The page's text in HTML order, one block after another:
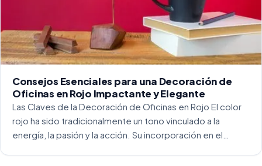
Consejos Esenciales para una Decoración de
Oficinas en Rojo Impactante y Elegante
Las Claves de la Decoración de Oficinas en Rojo El color
rojo ha sido tradicionalmente un tono vinculado a la
energía, la pasión y la acción. Su incorporación en el